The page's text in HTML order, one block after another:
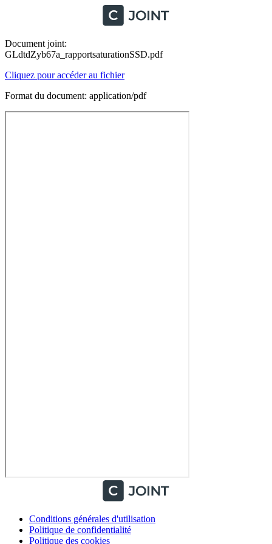
Document joint:
GLdtdZyb67a_rapportsaturationSSD.pdf
Cliquez pour accéder au fichier
Format du document: application/pdf
Conditions générales d'utilisation
Politique de confidentialité
Politique des cookies